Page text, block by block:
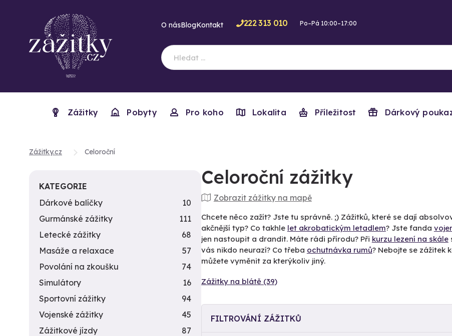
O násBlogKontakt 222 313 010 Po–Pá 10:00–17:00
Zážitky Pobyty Pro koho Lokalita Příležitost Dárkový
Zážitky.cz Celoroční
Celoroční zážitky
Zobrazit zážitky na mapě
Chcete něco zažít? Jste tu správně. ;) Zážitků, které se dají
akčnější typ? Co takhle let akrobatickým letadlem? Jste fanda
jen nastoupit a drandit. Máte rádi přírodu? Při kurzu lezení na skále
vás nikdo neurazí? Co třeba ochutnávka rumů? Nebojte se zážitek
můžete vyměnit za kterýkoliv jiný.
Zážitky na blátě (39)
FILTROVÁNÍ ZÁŽITKŮ
KATEGORIE
Dárkové balíčky
10
Gurmánské zážitky
111
Letecké zážitky
68
Masáže a relaxace
57
Povolání na zkoušku
74
Simulátory
16
Sportovní zážitky
94
Vojenské zážitky
45
Zážitkové jízdy
87